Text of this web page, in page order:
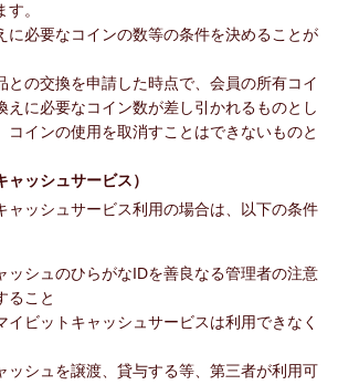
。
に必要なコインの数等の条件を決めることが
との交換を申請した時点で、会員の所有コイ
えに必要なコイン数が差し引かれるものとし
コインの使用を取消すことはできないものと
ッシュサービス）
ャッシュサービス利用の場合は、以下の条件
ッシュのひらがなIDを善良なる管理者の注意
ること
イビットキャッシュサービスは利用できなく
ッシュを譲渡、貸与する等、第三者が利用可